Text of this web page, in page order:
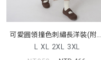
可愛圓領撞色刺繡長洋裝(附綁
帶)
L XL 2XL 3XL